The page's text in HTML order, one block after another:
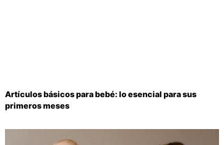
Artículos básicos para bebé: lo esencial para sus
primeros meses